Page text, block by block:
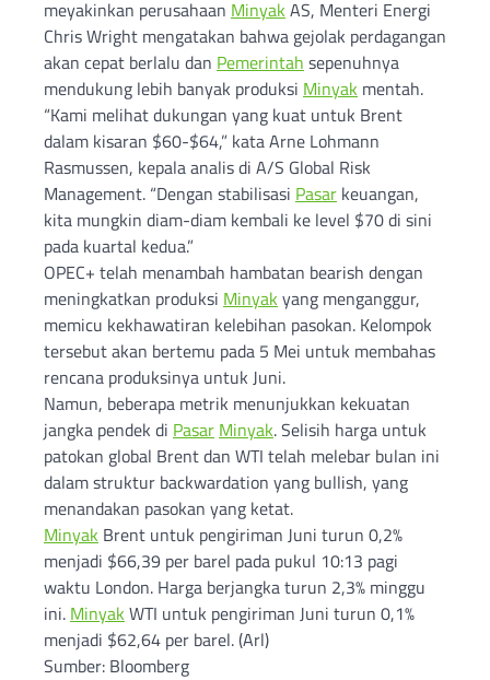
meyakinkan perusahaan Minyak AS, Menteri Energi
Chris Wright mengatakan bahwa gejolak perdagangan
akan cepat berlalu dan Pemerintah sepenuhnya
mendukung lebih banyak produksi Minyak mentah.
“Kami melihat dukungan yang kuat untuk Brent
dalam kisaran $60-$64,” kata Arne Lohmann
Rasmussen, kepala analis di A/S Global Risk
Management. “Dengan stabilisasi Pasar keuangan,
kita mungkin diam-diam kembali ke level $70 di sini
pada kuartal kedua.”
OPEC+ telah menambah hambatan bearish dengan
meningkatkan produksi Minyak yang menganggur,
memicu kekhawatiran kelebihan pasokan. Kelompok
tersebut akan bertemu pada 5 Mei untuk membahas
rencana produksinya untuk Juni.
Namun, beberapa metrik menunjukkan kekuatan
jangka pendek di Pasar Minyak. Selisih harga untuk
patokan global Brent dan WTI telah melebar bulan ini
dalam struktur backwardation yang bullish, yang
menandakan pasokan yang ketat.
Minyak Brent untuk pengiriman Juni turun 0,2%
menjadi $66,39 per barel pada pukul 10:13 pagi
waktu London. Harga berjangka turun 2,3% minggu
ini. Minyak WTI untuk pengiriman Juni turun 0,1%
menjadi $62,64 per barel. (Arl)
Sumber: Bloomberg